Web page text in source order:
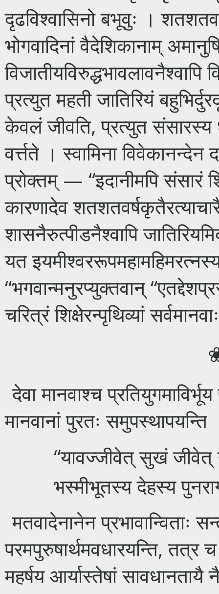
दृढविश्वासिनो बभूवुः ।
भोगवादिनां वैदेशिकानाम्
प्रत्युत महती जातिरियं
केवलं जीवति, प्रत्युत संसारस्य
वर्त्तते । स्वामिना विवेकानन्देन
प्रोक्तम् — “इदानीमपि संसारं
कारणादेव
शासनैरुत्पीडनैश्वापि
यत
“भगवान्मनुरप्युक्तवान्
चरित्रं शिक्षेरन्पृथिव्यां
देवा मानवाश्च
मानवानां पुरतः
“यावज्जीवेत् सुखं
भस्मीभूतस्य देहस्य
मतवादेनानेन प्रभावान्विताः
परमपुरुषार्थमवधारयन्ति, तत्र
महर्षय आर्यास्तेषां